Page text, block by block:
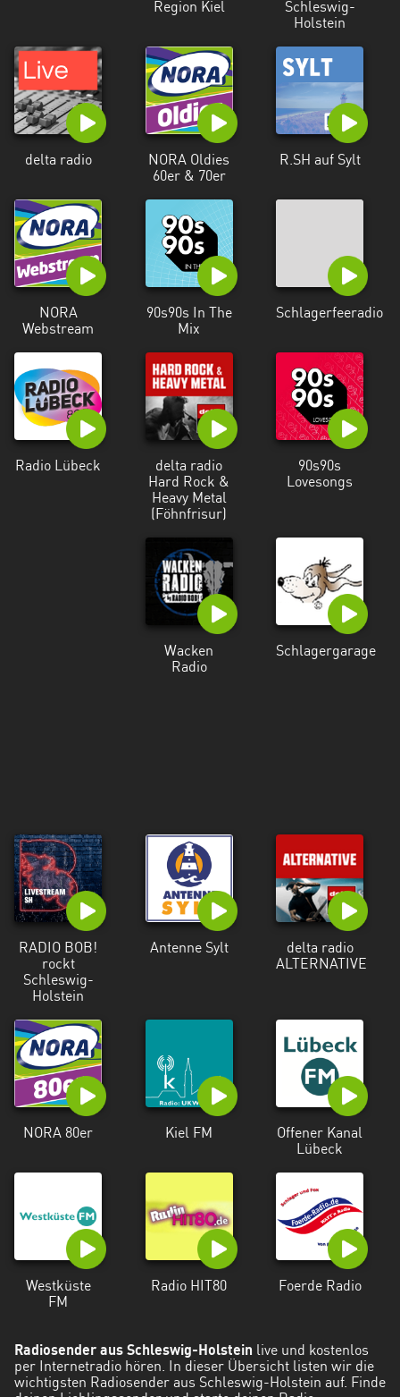
Saarland
Sachsen
Sachsen-
Holstein
Thüringen
Region Kiel
Schleswig-
Holstein
delta radio
NORA Oldies
60er & 70er
R.SH auf Sylt
NORA
Webstream
90s90s In The
Mix
Schlagerfeeradio
Radio Lübeck
delta radio
Hard Rock &
Heavy Metal
(Föhnfrisur)
90s90s
Lovesongs
Wacken
Radio
Schlagergarage
RADIO BOB!
rockt
Schleswig-
Holstein
Antenne Sylt
delta radio
ALTERNATIVE
NORA 80er Kiel FM
Offener Kanal
Lübeck
Westküste
FM
Radio HIT80 Foerde Radio
Radiosender aus Schleswig-Holstein live und kostenlos
per Internetradio hören. In dieser Übersicht listen wir die
wichtigsten Radiosender aus Schleswig-Holstein auf. Finde